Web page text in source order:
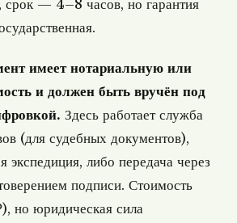
срок — 4–8 часов, но гарантия
имеет нотариальную или
и должен быть вручён под
Здесь работает служба
(для судебных документов),
экспедиция, либо передача через
подписи. Стоимость
но юридическая сила